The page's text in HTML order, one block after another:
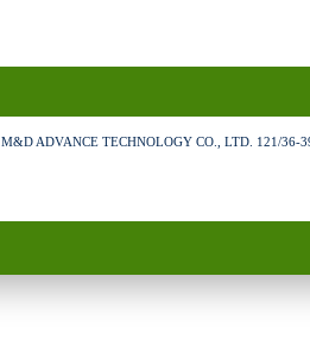
M&D ADVANCE TECHNOLOGY CO., LTD. 121/36-